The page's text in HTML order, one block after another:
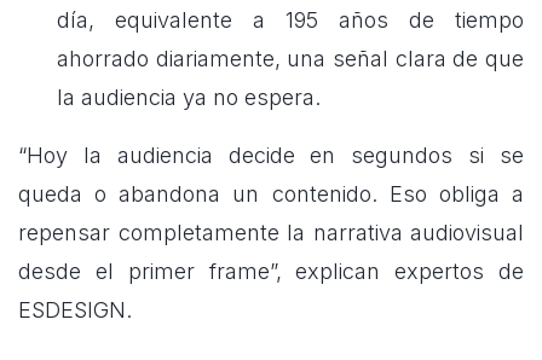
día, equivalente a 195 años de tiempo
ahorrado diariamente, una señal clara de que
la audiencia ya no espera.
“Hoy la audiencia decide en segundos si se
queda o abandona un contenido. Eso obliga a
repensar completamente la narrativa audiovisual
desde el primer frame”, explican expertos de
ESDESIGN.